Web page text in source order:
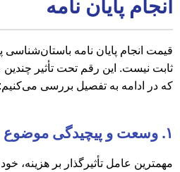
انجام پایان نامه
قیمت انجام پایان نامه باستان‌شناسی
ثابت نیست. این رقم تحت تأثیر
که در ادامه به تفصیل بررسی می‌کنیم:
۱. وسعت و پیچیدگی موضوع و روش تحقیق
مهمترین عامل تأثیرگذار بر هزینه،